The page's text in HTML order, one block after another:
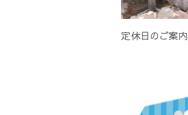
定休日のご案内